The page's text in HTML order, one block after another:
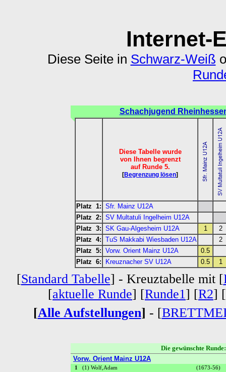
Internet-
Diese Seite in Schwarz-Weiß
Schachjugend
Diese Tabelle wurde
von Ihnen begrenzt
auf Runde 5.
[Begrenzung lösen]
Platz 1: Sfr. Mainz U12A
Platz 2: SV Multatuli Ingelheim U12A
Platz 3: SK Gau-Algesheim U12A 1
2
Platz 4: TuS Makkabi Wiesbaden U12A
2
Platz 5: Vorw. Orient Mainz U12A
0.5
Platz 6:
Kreuznacher SV U12A 0.5 1
[Standard Tabelle] - Kreuztabelle mit [
[aktuelle Runde] [Runde1] [R2] [
[Alle Aufstellungen] - [
Die gewünschte
Vorw. Orient Mainz U12A
1 (1) Wolf,Adam
(1673-56)